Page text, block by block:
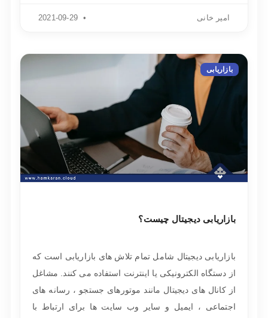
امیر خانی
بازاریابی
بازاریابی دیجیتال چیست؟
بازاریابی دیجیتال شامل تمام تلاش های بازاریابی است که
از دستگاه الکترونیکی یا اینترنت استفاده می کنند. مشاغل
از کانال های دیجیتال مانند موتورهای جستجو ، رسانه های
اجتماعی ، ایمیل و سایر وب سایت ها برای ارتباط با